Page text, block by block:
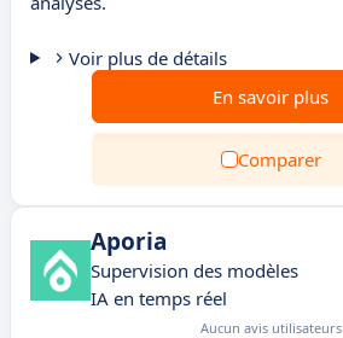
Voir plus de détails
En savoir plus
Comparer
Aporia
Supervision des modèles
IA en temps réel
Aucun avis utilisateurs